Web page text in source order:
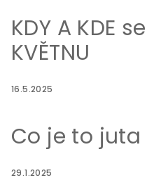
KDY A KDE
KVĚTNU
16.5.2025
Co je to juta
29.1.2025